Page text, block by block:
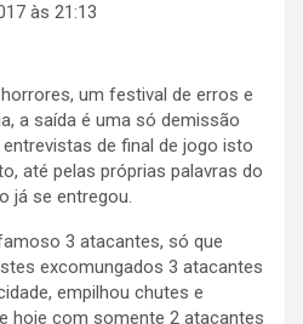
às 21:13
um festival de erros e
a saída é uma só demissão
de final de jogo isto
até pelas próprias palavras do
já se entregou.
3 atacantes, só que
excomungados 3 atacantes
empilhou chutes e
hoje com somente 2 atacantes